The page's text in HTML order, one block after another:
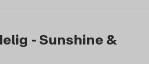
- Sunshine &